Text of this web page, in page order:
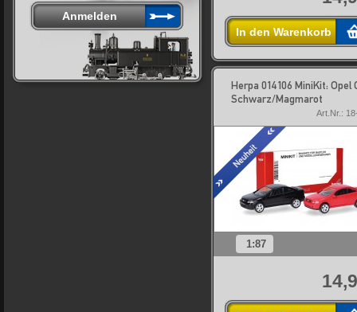
In den Warenkorb
Herpa 014106 MiniKit: Opel
Schwarz/Magmarot
Art.Nr.:
1:87